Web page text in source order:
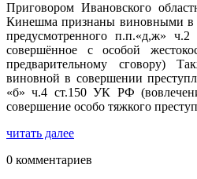
Приговором Ивановского
Кинешма признаны виновными в
предусмотренного п.п.«д,ж»
совершённое с особой
предварительному сговору)
виновной в совершении
«б» ч.4 ст.150 УК РФ
совершение особо тяжкого
читать далее
0 комментариев